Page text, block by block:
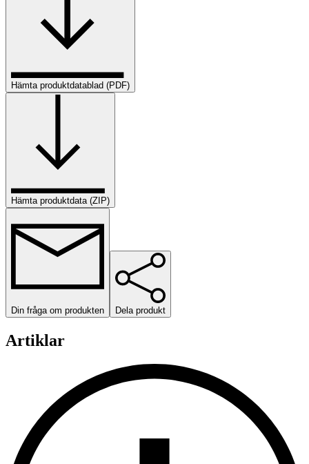
Hämta produktdatablad (PDF)
Hämta produktdata (ZIP)
Din fråga om produkten Dela produkt
Artiklar